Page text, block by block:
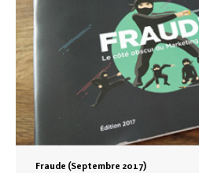
Fraude (Septembre 2017)